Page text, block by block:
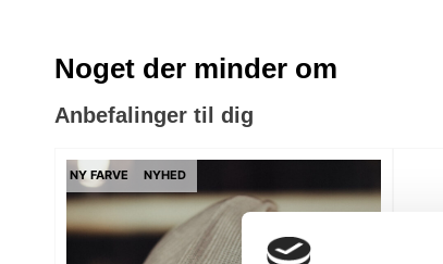
Noget der minder om
Anbefalinger til dig
NY FARVE NYHED